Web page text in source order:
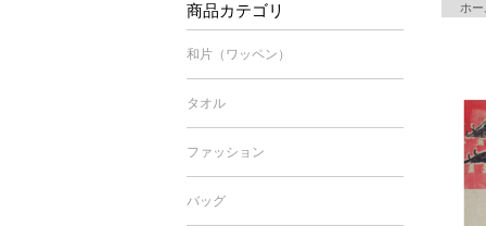
ホー
商品カテゴリ
和片（ワッペン）
タオル
ファッション
バッグ